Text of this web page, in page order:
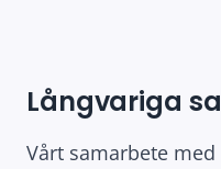
Långvariga
Vårt samarbete